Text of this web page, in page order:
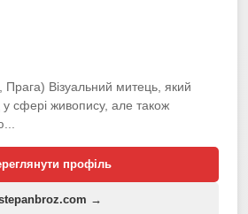
Візуальний митець, який
сфері живопису, але також
профіль
→